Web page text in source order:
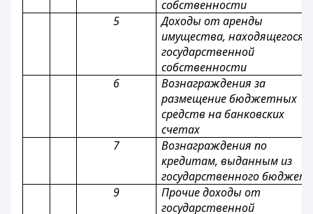
собственности
5
Доходы от аренды
имущества, находящегося в
государственной
собственности
6
Вознаграждения за
размещение бюджетных
средств на банковских
счетах
7
Вознаграждения по
кредитам, выданным из
государственного
9
Прочие доходы от
государственной